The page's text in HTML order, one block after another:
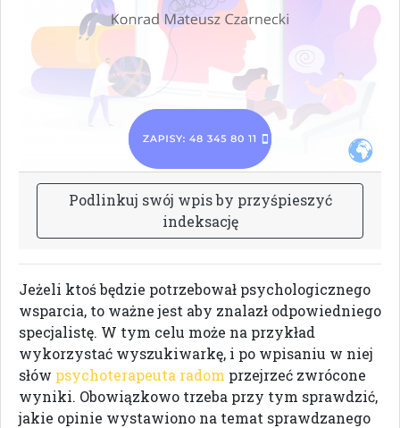
Podlinkuj swój wpisby przyśpieszyć
indeksację
Jeżeli ktoś będzie potrzebował psychologicznego
wsparcia, to ważne jest aby znalazł odpowiedniego
specjalistę. W tym celu może na przykład
wykorzystać wyszukiwarkę, i po wpisaniu w niej
słów psychoterapeuta radom przejrzeć zwrócone
wyniki. Obowiązkowo trzeba przy tym sprawdzić,
jakie opinie wystawiono na temat sprawdzanego